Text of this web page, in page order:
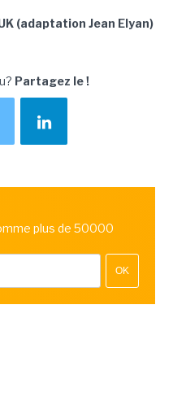
(adaptation Jean Elyan)
Partagez le !
plus de 50000
OK